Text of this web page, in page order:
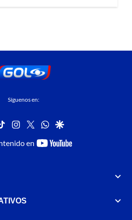
Síguenos en:
tiktok instagram
twitterwhatsapp
google
en
youtube-